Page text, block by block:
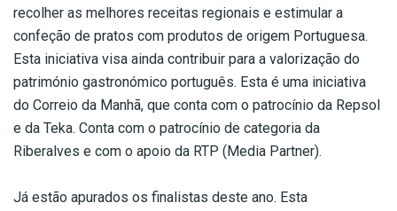
recolher as melhores receitas regionais e estimular a
confeção de pratos com produtos de origem Portuguesa.
Esta iniciativa visa ainda contribuir para a valorização do
património gastronómico português. Esta é uma iniciativa
do Correio da Manhã, que conta com o patrocínio da Repsol
e da Teka. Conta com o patrocínio de categoria da
Riberalves e com o apoio da RTP (Media Partner).
Já estão apurados os finalistas deste ano. Esta